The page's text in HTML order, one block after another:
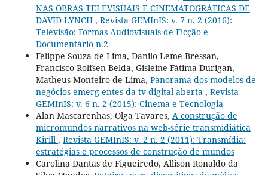
NAS OBRAS TELEVISUAIS E CINEMATOGRÁFICAS DE
DAVID LYNCH , Revista GEMInIS: v. 7 n. 2 (2016):
Televisão: Formas Audiovisuais de Ficção e
Documentário n.2
Felippe Souza de Lima, Danilo Leme Bressan,
Francisco Rolfsen Belda, Gisleine Fátima Durigan,
Matheus Monteiro de Lima, Panorama dos modelos de
negócios emerg entes da tv digital aberta , Revista
GEMInIS: v. 6 n. 2 (2015): Cinema e Tecnologia
Alan Mascarenhas, Olga Tavares, A construção de
micromundos narrativos na web-série transmidiática
Kirill , Revista GEMInIS: v. 2 n. 2 (2011): Transmídia:
estratégias e processos de construção de mundos
Carolina Dantas de Figueiredo, Allison Ronaldo da